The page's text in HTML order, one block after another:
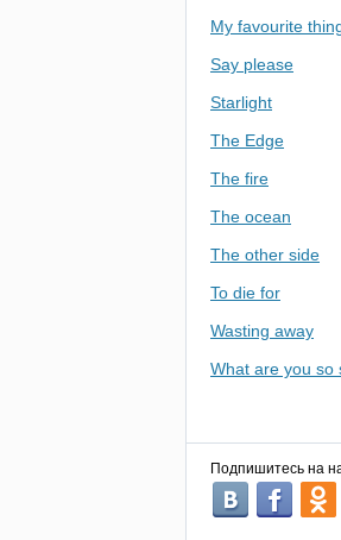
My favourite
Say please
Starlight
The Edge
The fire
The ocean
The other side
To die for
Wasting away
What are you so
Подпишитесь на